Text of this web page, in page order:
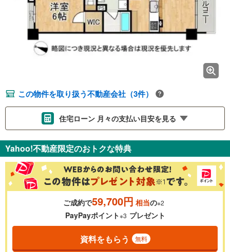
この物件を取り扱う不動産会社（3件）
住宅ローン 月々の支払い目安を見る
金利 ％
0.01%
Yahoo!不動産限定のおトクな特典
ご成約で59,700円 相当の※2
PayPayポイント※3 プレゼント
資料をもらう 無料